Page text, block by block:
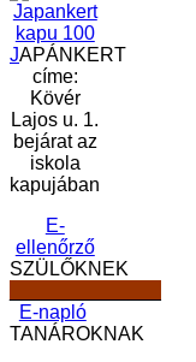
JAPÁNKERT
címe:
Kövér
Lajos u. 1.
bejárat az
iskola
kapujában
E-
ellenőrző
SZÜLŐKNEK
E-napló
TANÁROKNAK